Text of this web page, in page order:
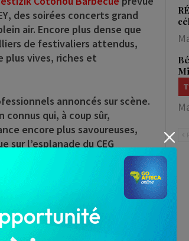
, des soirées concerts grand
air. Encore plus dense que
de festivaliers attendus,
plus vives, riches et
annoncés sur scène.
connus qui, à coup sûr,
encore plus savoureuses,
l’esplanade du CEG
vous dans nos
sont toujours disponibles sur
en version numérique sont
cotonou-barbecue-bisse